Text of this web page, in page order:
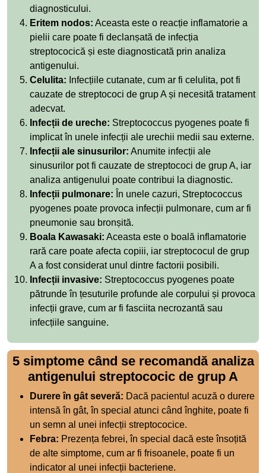
diagnosticului.
Eritem nodos: Aceasta este o reacție inflamatorie a
pielii care poate fi declanșată de infecția
streptococică și este diagnosticată prin analiza
antigenului.
Celulita: Infecțiile cutanate, cum ar fi celulita, pot fi
cauzate de streptococi de grup A și necesită tratament
adecvat.
Infecții de ureche: Streptococcus pyogenes poate fi
implicat în unele infecții ale urechii medii sau externe.
Infecții ale sinusurilor: Anumite infecții ale
sinusurilor pot fi cauzate de streptococi de grup A, iar
analiza antigenului poate contribui la diagnostic.
Infecții pulmonare: În unele cazuri, Streptococcus
pyogenes poate provoca infecții pulmonare, cum ar fi
pneumonie sau bronșită.
Boala Kawasaki: Aceasta este o boală inflamatorie
rară care poate afecta copiii, iar streptococul de grup
A a fost considerat unul dintre factorii posibili.
Infecții invasive: Streptococcus pyogenes poate
pătrunde în țesuturile profunde ale corpului și provoca
infecții grave, cum ar fi fasciita necrozantă sau
infecțiile sanguine.
5 simptome când se recomandă analiza
antigenului streptococic de grup A
Durere în gât severă: Dacă pacientul acuză o durere
intensă în gât, în special atunci când înghite, poate fi
un semn al unei infecții streptococice.
Febra: Prezența febrei, în special dacă este însoțită
de alte simptome, cum ar fi frisoanele, poate fi un
indicator al unei infecții bacteriene.